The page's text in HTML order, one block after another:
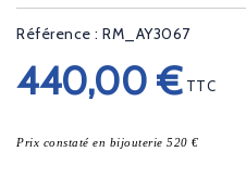
Référence : RM_AY3067
440,00 € TTC
Prix constaté en bijouterie 520 €